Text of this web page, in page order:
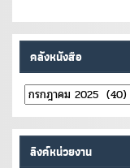
คลังหนังสือ
คลัง
หนังสือ
ลิงค์หน่วยงาน